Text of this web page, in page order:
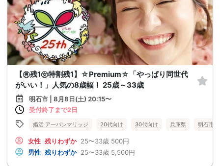
【㊚残1㊛特割残1】☆Premium☆「やっぱり同世代
がいい！」人気の8歳幅！ 25歳～33歳
明石市 | 8月8日(土) 20:15〜
受付終了まで2日
婚活 アーバンマリッジ 20代向け 30代向け 兵庫県 明石市
女性 残りわずか 25〜33歳 500円
男性 残りわずか 25〜33歳 5,500円